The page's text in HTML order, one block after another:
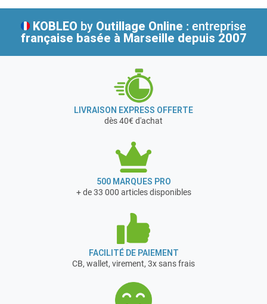
KOBLEO by Outillage Online : entreprise
française basée à Marseille depuis 2007
LIVRAISON EXPRESS OFFERTE
dès 40€ d'achat
500 MARQUES PRO
+ de 33 000 articles disponibles
FACILITÉ DE PAIEMENT
CB, wallet, virement, 3x sans frais